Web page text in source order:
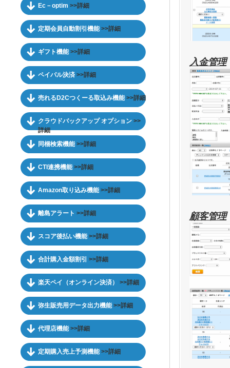
Ec－optim >>詳細
定期会員自動割引機能>>詳細
ギフト機能>>詳細
ペイパル決済 >>詳細
売れるD2Cつくーる取込み機能>>詳細
クラウドバックアップ オプション >>
詳細
同梱検索機能>>詳細
CTI連携機能>>詳細
Amazon取り込み機能>>詳細
離島アラート >>詳細
スコア後払い機能>>詳細
合計購入金額割引 >>詳細
楽天ペイ（オンライン決済） >>詳細
弥生販売用データ出力機能>>詳細
代理店機能>>詳細
定期購入売上予測機能>>詳細
入金管理
顧客管理